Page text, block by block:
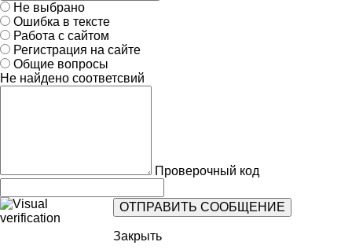
Не выбрано
Ошибка в тексте
Работа с сайтом
Регистрация на сайте
Общие вопросы
Не найдено соответсвий
Проверочный код
Закрыть